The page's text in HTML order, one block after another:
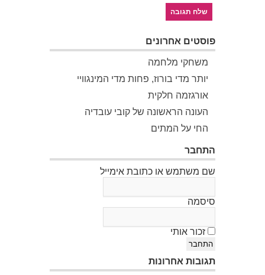
פוסטים אחרונים
משחקי מלחמה
יותר מדי בורוז, פחות מדי המינגוויי
אורגזמה חלקית
העונה הראשונה של קובי עובדיה
החי על המתים
התחבר
שם משתמש או כתובת אימייל
סיסמה
זכור אותי
התחבר
תגובות אחרונות